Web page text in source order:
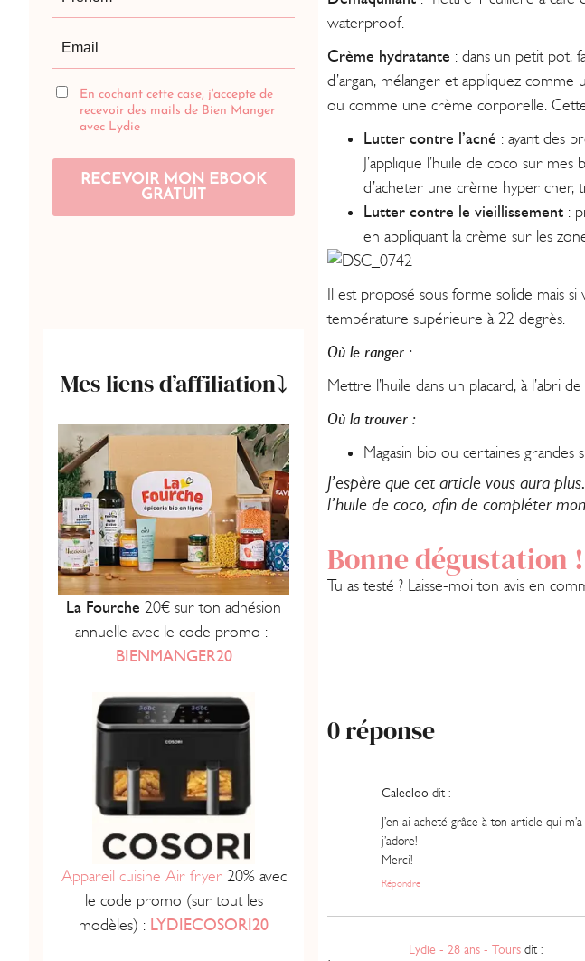
Mes liens d’affiliation⤵️
La Fourche 20€ sur ton adhésion
annuelle avec le code promo :
BIENMANGER20
Appareil cuisine Air fryer20% avec
le code promo (sur tout les
modèles) : LYDIECOSORI20
waterproof.
Crème hydratante : dans un petit pot,
d’argan, mélanger et appliquez
ou comme une crème corporelle.
Lutter contre l’acné : ayant des
J’applique l’huile de coco sur
d’acheter une crème hyper cher,
Lutter contre le vieillissement :
en appliquant la crème sur les
Il est proposé sous forme solide mais
température supérieure à 22 degrès.
Où le ranger :
Mettre l’huile dans un placard, à l’abri
Où la trouver :
Magasin bio ou certaines grandes
J’espère que cet article vous aura
l’huile de coco, afin de compléter
Bonne dégustation !
Tu as testé ? Laisse-moi ton avis en
0 réponse
Caleeloo dit :
J’en ai acheté grâce à ton article qui
j’adore!
Merci!
Répondre
Lydie - 28 ans - Tours dit :